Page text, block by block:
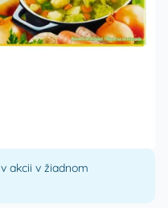
akcii v žiadnom